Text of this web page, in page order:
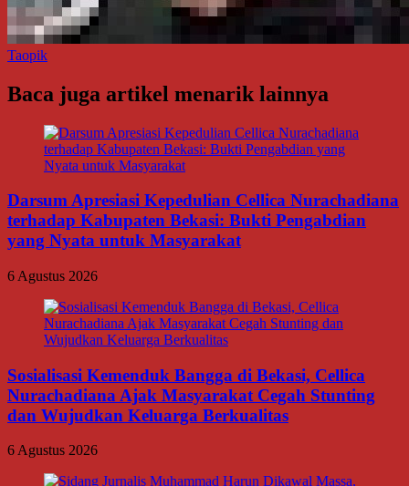
Taopik
Baca juga artikel menarik lainnya
Darsum Apresiasi Kepedulian Cellica Nurachadiana
terhadap Kabupaten Bekasi: Bukti Pengabdian
yang Nyata untuk Masyarakat
6 Agustus 2026
Sosialisasi Kemenduk Bangga di Bekasi, Cellica
Nurachadiana Ajak Masyarakat Cegah Stunting
dan Wujudkan Keluarga Berkualitas
6 Agustus 2026